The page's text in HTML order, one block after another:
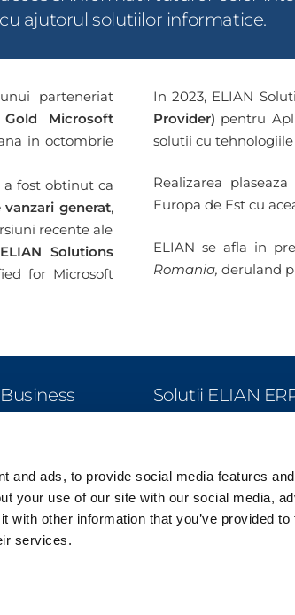
and ads, to provide social media features
your use of our site with our social media,
with other information that you’ve provided to
services.
cu ajutorul solutiilor informatice.
parteneriat
Microsoft
in octombrie
fost obtinut ca
generat,
recente ale
Solutions
for Microsoft
In 2023, ELIAN
Provider) pentru
solutii cu
Realizarea
Europa de Est cu
ELIAN se afla in
Romania, deruland
Solutii ELIAN
Retail &
Imobiliare
Localizare BC